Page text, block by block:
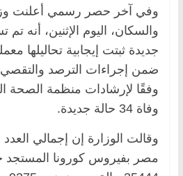
وفي آخر حصر رسمي أعلنت
جديدة ثبتت إيجابية تحاليلها
ضمن إجراءات الترصد والتقصي
وفقًا لإرشادات منظمة الصحة
وفاة 34 حالة جديدة.
وقالت الوزارة إن إجمالي
مصر بفيروس كورونا المستجد